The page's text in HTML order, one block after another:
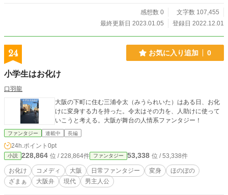
感想数 0
文字数 107,455
最終更新日 2023.01.05
登録日 2022.12.01
24 お気に入り追加 0
小学生はお化け
口羽龍
大阪の下町に住む三浦令太（みうられいた）はある日、お化
けに変身する力を持った。令太はその力を、人助けに使って
いこうと考える。大阪が舞台の人情系ファンタジー！
ファンタジー 連載中 長編
24h.ポイント 0pt
小説 228,864 位 / 228,864件 ファンタジー 53,338 位 / 53,338件
お化け コメディ 大阪 日常ファンタジー 変身
ほのぼの
ざまぁ
大阪弁 現代 男主人公